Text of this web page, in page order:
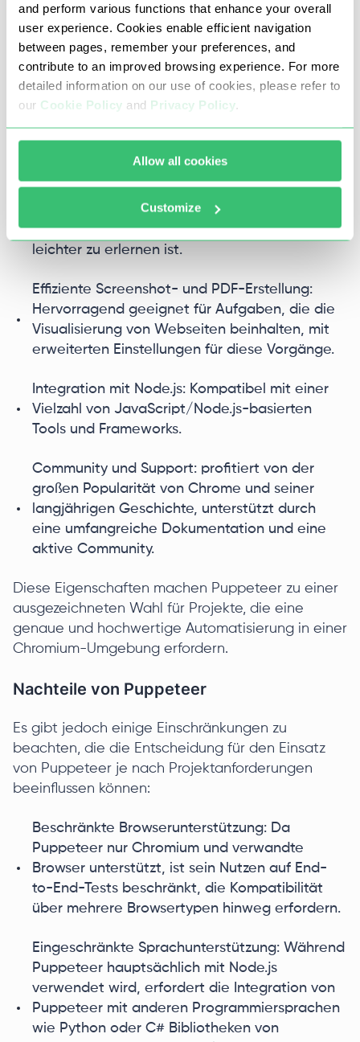
and perform various functions that enhance your overall
user experience. Cookies enable efficient navigation
between pages, remember your preferences, and
contribute to an improved browsing experience. For more
detailed information on our use of cookies, please refer to
our Cookie Policy and Privacy Policy.
Allow all cookies
Customize
Puppeteer bietet mehrere wesentliche Vorteile,
die es zu einem bevorzugten Werkzeug für die
Automatisierung von Prozessen im Chromium-
Browser machen:
Integration mit Chromium: bietet eine hohe
Kompatibilität mit dem Browser und
Testergebnisse.
Benutzerfreundlichkeit: bietet eine einfachere
und intuitivere API, die für normale Benutzer
leichter zu erlernen ist.
Effiziente Screenshot- und PDF-Erstellung:
Hervorragend geeignet für Aufgaben, die die
Visualisierung von Webseiten beinhalten, mit
erweiterten Einstellungen für diese Vorgänge.
Integration mit Node.js: Kompatibel mit einer
Vielzahl von JavaScript/Node.js-basierten
Tools und Frameworks.
Community und Support: profitiert von der
großen Popularität von Chrome und seiner
langjährigen Geschichte, unterstützt durch
eine umfangreiche Dokumentation und eine
aktive Community.
Diese Eigenschaften machen Puppeteer zu einer
ausgezeichneten Wahl für Projekte, die eine
genaue und hochwertige Automatisierung in einer
Chromium-Umgebung erfordern.
Nachteile von Puppeteer
Es gibt jedoch einige Einschränkungen zu
beachten, die die Entscheidung für den Einsatz
von Puppeteer je nach Projektanforderungen
beeinflussen können:
Beschränkte Browserunterstützung: Da
Puppeteer nur Chromium und verwandte
Browser unterstützt, ist sein Nutzen auf End-
to-End-Tests beschränkt, die Kompatibilität
über mehrere Browsertypen hinweg erfordern.
Eingeschränkte Sprachunterstützung: Während
Puppeteer hauptsächlich mit Node.js
verwendet wird, erfordert die Integration von
Puppeteer mit anderen Programmiersprachen
wie Python oder C# Bibliotheken von